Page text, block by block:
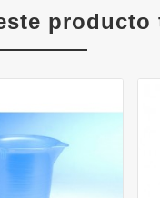
producto